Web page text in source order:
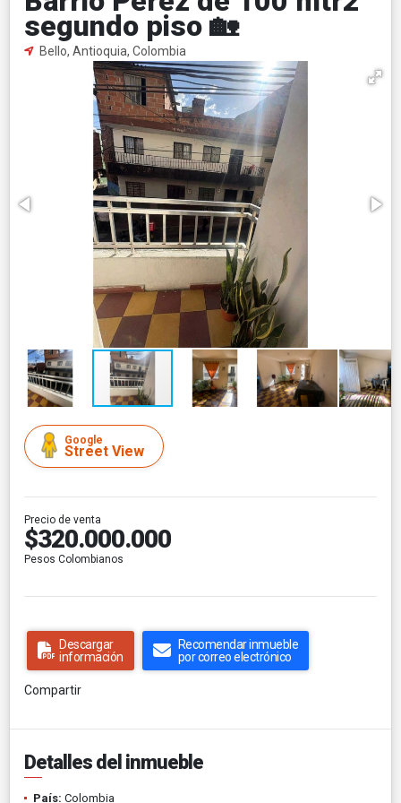
segundo piso 🏡
Bello, Antioquia, Colombia
Google
Street View
Precio de venta
$320.000.000
Pesos Colombianos
Descargar
información
Recomendar inmueble
por correo electrónico
Compartir
Detalles del inmueble
País: Colombia